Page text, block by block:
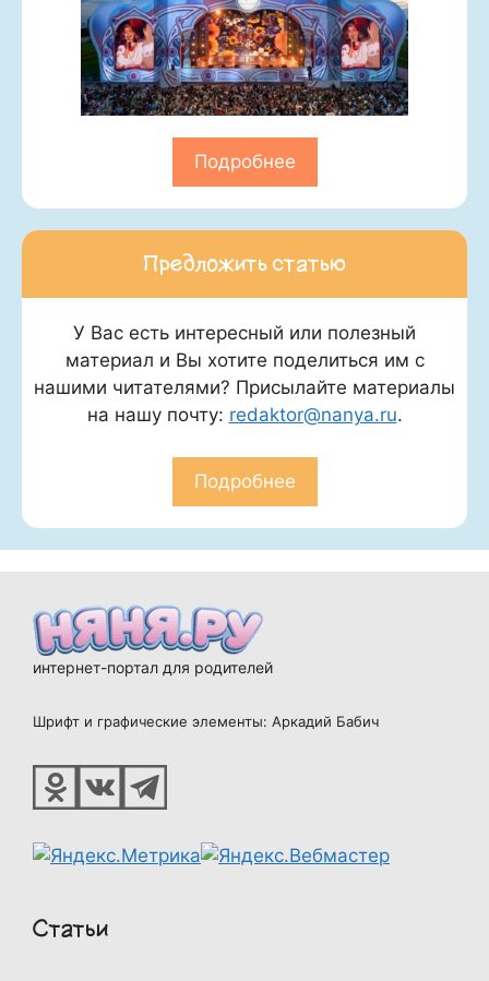
Подробнее
Предложить статью
У Вас есть интересный или полезный
материал и Вы хотите поделиться им с
нашими читателями? Присылайте материалы
на нашу почту: redaktor@nanya.ru.
Подробнее
интернет-портал для родителей
Шрифт и графические элементы: Аркадий Бабич
Статьи